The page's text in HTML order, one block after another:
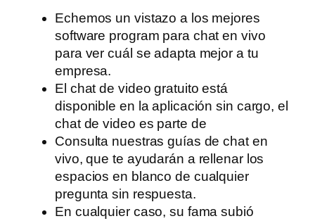
Echemos un vistazo a los mejores
software program para chat en vivo
para ver cuál se adapta mejor a tu
empresa.
El chat de video gratuito está
disponible en la aplicación sin cargo, el
chat de video es parte de
Consulta nuestras guías de chat en
vivo, que te ayudarán a rellenar los
espacios en blanco de cualquier
pregunta sin respuesta.
En cualquier caso, su fama subió